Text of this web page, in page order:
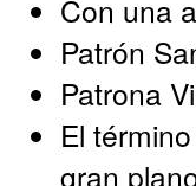
Con una
Patrón
Patrona
El
gran